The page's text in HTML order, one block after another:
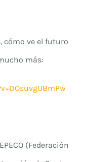
cómo ve el futuro
más:
(Federación